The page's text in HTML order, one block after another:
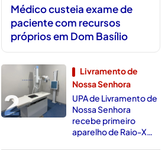
Médico custeia exame de
paciente com recursos
próprios em Dom Basílio
2
Livramento de
Nossa Senhora
UPA de Livramento de
Nossa Senhora
recebe primeiro
aparelho de Raio-X